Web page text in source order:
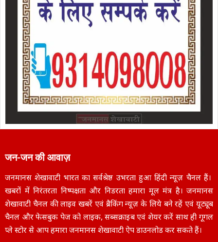
जन-जन की आवाज़
जनमानस शेखावाटी भारत का सर्वश्रेष्ठ उभरता हुआ हिंदी न्यूज़ चैनल हैं।
खबरों में निरंतरता निष्पक्षता और निडरता हमारा मूल मंत्र है। जनमानस
शेखावाटी चैनल की लाइव खबरें एवं ब्रैकिंग न्यूज़ के लिये बने रहें एवं यूट्यूब
चैनल और फेसबुक पेज को लाइक, सब्सक्राइब एवं शेयर करें साथ ही गूगल
प्ले स्टोर से आप हमारा जनमानस शेखावाटी ऐप डाउनलोड कर सकते हैं।